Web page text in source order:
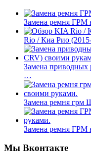
Замена ремня ГРМ
Rio / Киа Рио
Замена
…
Замена ремня грм
Замена ремня ГРМ
Мы Вконтакте